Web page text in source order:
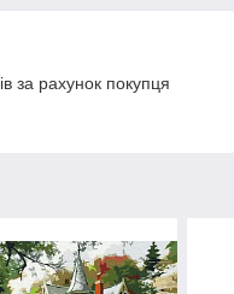
за рахунок покупця